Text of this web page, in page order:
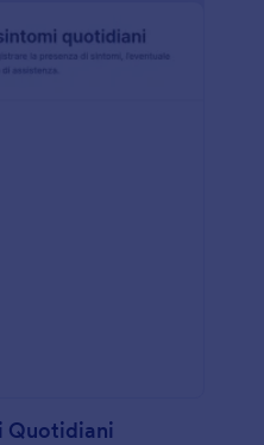
Quotidiani